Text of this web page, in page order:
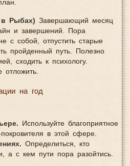
Рыбах) Завершающий месяц
и завершений. Пора
с собой, отпустить старые
пройденный путь. Полезно
сходить к психологу.
отложить.
на год
Используйте благоприятное
в этой сфере.
Определиться, кто
а с кем пути пора разойтись.